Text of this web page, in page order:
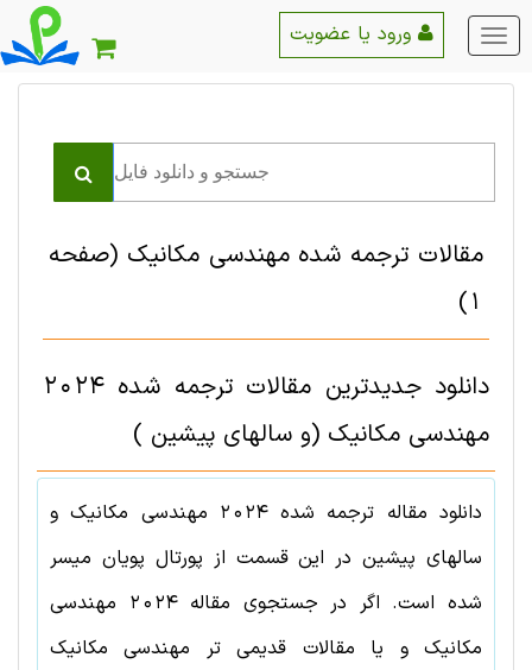
منو
اصلی
مقالات ترجمه شده مهندسی مکانیک (صفحه
1)
دانلود جدیدترین مقالات ترجمه شده 2024
مهندسی مکانیک (و سالهای پیشین )
دانلود مقاله ترجمه شده2024 مهندسی مکانیکو
سالهای پیشین در این قسمت از پورتال پویان میسر
شده است. اگر در جستجوی مقاله2024 مهندسی
مکانیکو یا مقالات قدیمی تر مهندسی مکانیک